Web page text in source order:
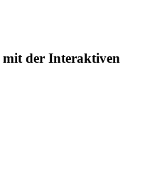
mit der Interaktiven